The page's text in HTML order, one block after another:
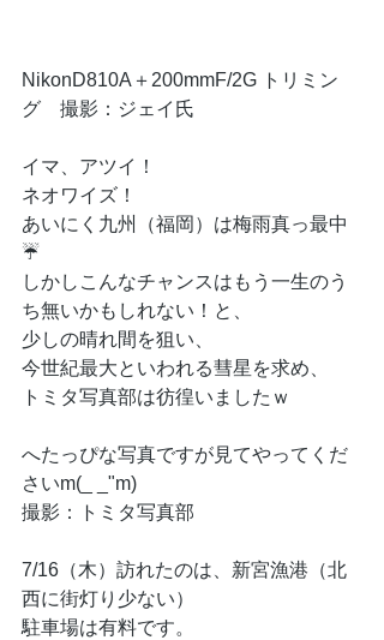
NikonD810A＋200mmF/2G トリミン
グ　撮影：ジェイ氏
イマ、アツイ！
ネオワイズ！
あいにく九州（福岡）は梅雨真っ最中
☔
しかしこんなチャンスはもう一生のう
ち無いかもしれない！と、
少しの晴れ間を狙い、
今世紀最大といわれる彗星を求め、
トミタ写真部は彷徨いましたｗ
へたっぴな写真ですが見てやってくだ
さいm(_ _"m)
撮影：トミタ写真部
7/16（木）訪れたのは、新宮漁港（北
西に街灯り少ない）
駐車場は有料です。